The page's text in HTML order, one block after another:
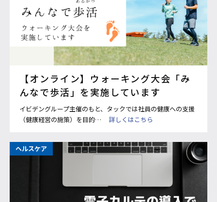
【オンライン】ウォーキング大会「み
んなで歩活」を実施しています
イビデングループ主催のもと、タックでは社員の健康への支援
（健康経営の施策）を目的…
詳しくはこちら
ヘルスケア